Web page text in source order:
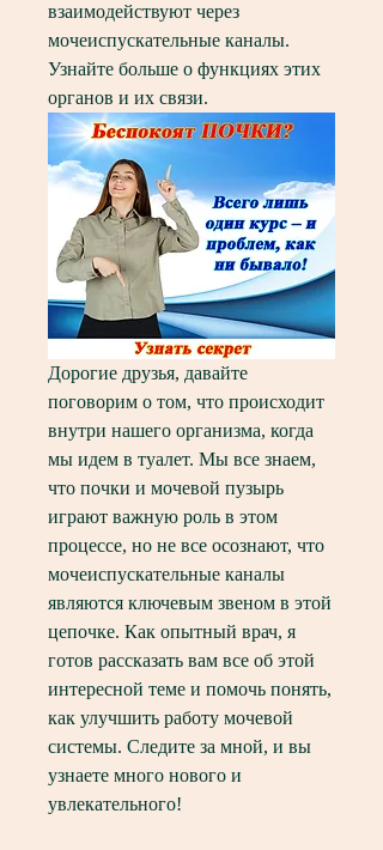
взаимодействуют через
мочеиспускательные каналы.
Узнайте больше о функциях этих
органов и их связи.
Дорогие друзья, давайте
поговорим о том, что происходит
внутри нашего организма, когда
мы идем в туалет. Мы все знаем,
что почки и мочевой пузырь
играют важную роль в этом
процессе, но не все осознают, что
мочеиспускательные каналы
являются ключевым звеном в этой
цепочке. Как опытный врач, я
готов рассказать вам все об этой
интересной теме и помочь понять,
как улучшить работу мочевой
системы. Следите за мной, и вы
узнаете много нового и
увлекательного!